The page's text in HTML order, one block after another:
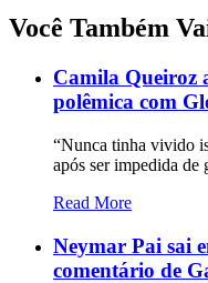
Você Também
Camila Queiroz
polêmica com
“Nunca tinha vivido
após ser impedida de
Read More
Neymar Pai sai
comentário de